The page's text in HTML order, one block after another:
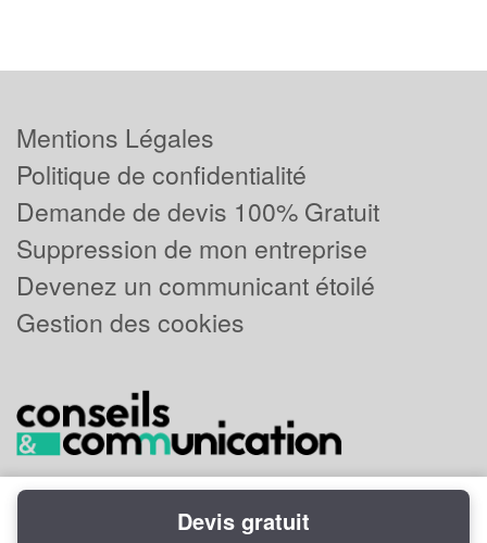
Mentions Légales
Politique de confidentialité
Demande de devis 100% Gratuit
Suppression de mon entreprise
Devenez un communicant étoilé
Gestion des cookies
Powered byPlus que pro
Devis gratuit